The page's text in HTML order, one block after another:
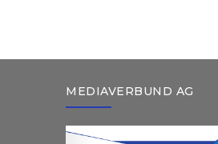
MEDIAVERBUND AG